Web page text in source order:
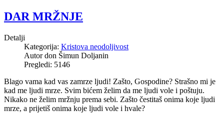
DAR MRŽNJE
Detalji
Kategorija: Kristova neodoljivost
Autordon Šimun Doljanin
Pregledi: 5146
Blago vama kad vas zamrze ljudi! Zašto, Gospodine? Strašno mi je
kad me ljudi mrze. Svim bićem želim da me ljudi vole i poštuju.
Nikako ne želim mržnju prema sebi. Zašto čestitaš onima koje ljudi
mrze, a prijetiš onima koje ljudi vole i hvale?